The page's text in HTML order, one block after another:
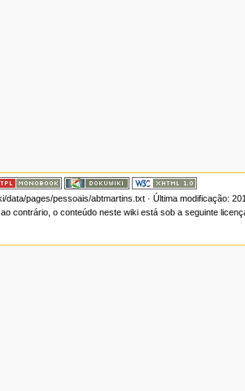
data/pages/pessoais/abtmartins.txt· Última modificação:
contrário, o conteúdo neste wiki está sob a seguinte